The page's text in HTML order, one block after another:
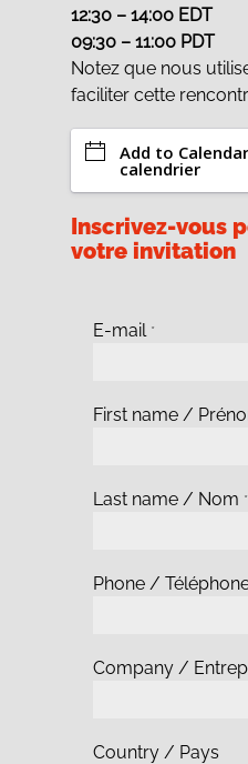
12:30 – 14:00 EDT
09:30 – 11:00 PDT
Notez que nous
faciliter cette
Add to
calendrier
Inscrivez-vous
votre invitation
E-mail *
First name /
Last name / Nom *
Phone /
Company /
Country / Pays